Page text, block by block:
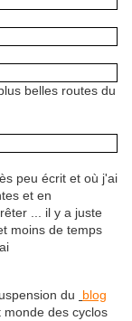
belles routes du
peu écrit et où j'ai
et en
... il y a juste
moins de temps
du
blog
monde des cyclos